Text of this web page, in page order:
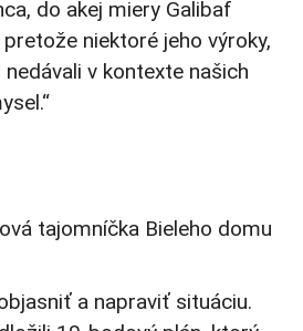
do akej miery Galibaf
niektoré jeho výroky,
v kontexte našich
tajomníčka Bieleho domu
a napraviť situáciu.